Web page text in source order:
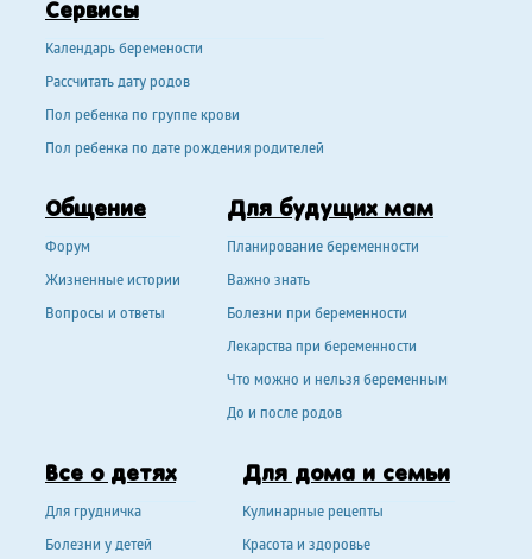
Сервисы
Календарь беремености
Рассчитать дату родов
Пол ребенка по группе крови
Пол ребенка по дате рождения родителей
Общение
Форум
Жизненные истории
Вопросы и ответы
Для будущих мам
Планирование беременности
Важно знать
Болезни при беременности
Лекарства при беременности
Что можно и нельзя беременным
До и после родов
Все о детях
Для грудничка
Болезни у детей
Для дома и семьи
Кулинарные рецепты
Красота и здоровье